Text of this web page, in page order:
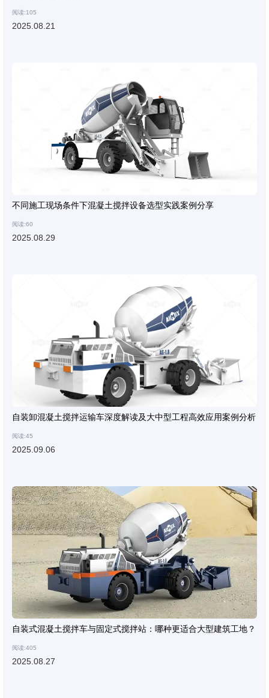
阅读:105
2025.08.21
不同施工现场条件下混凝土搅拌设备选型实践案例分享
阅读:60
2025.08.29
自装卸混凝土搅拌运输车深度解读及大中型工程高效应用案例分析
阅读:45
2025.09.06
自装式混凝土搅拌车与固定式搅拌站：哪种更适合大型建筑工地？
阅读:405
2025.08.27